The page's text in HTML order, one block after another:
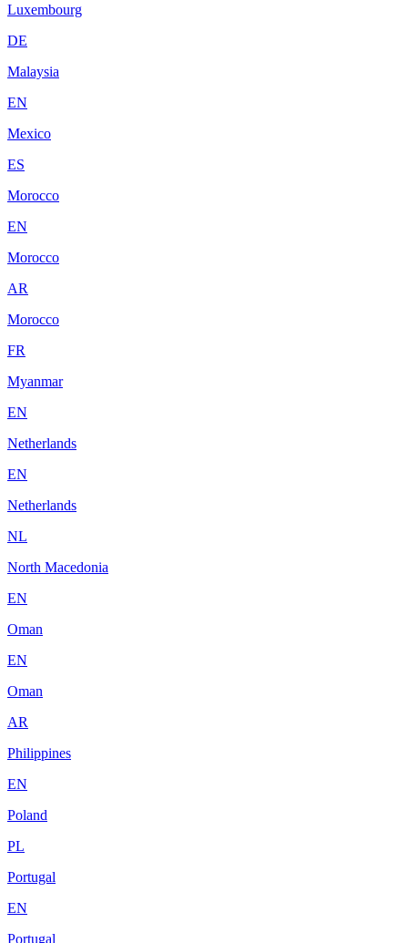
Luxembourg
DE
Malaysia
EN
Mexico
ES
Morocco
EN
Morocco
AR
Morocco
FR
Myanmar
EN
Netherlands
EN
Netherlands
NL
North Macedonia
EN
Oman
EN
Oman
AR
Philippines
EN
Poland
PL
Portugal
EN
Portugal